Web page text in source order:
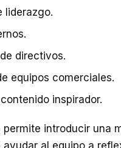
liderazgo.
directivos.
equipos comerciales.
inspirador.
permite introducir una